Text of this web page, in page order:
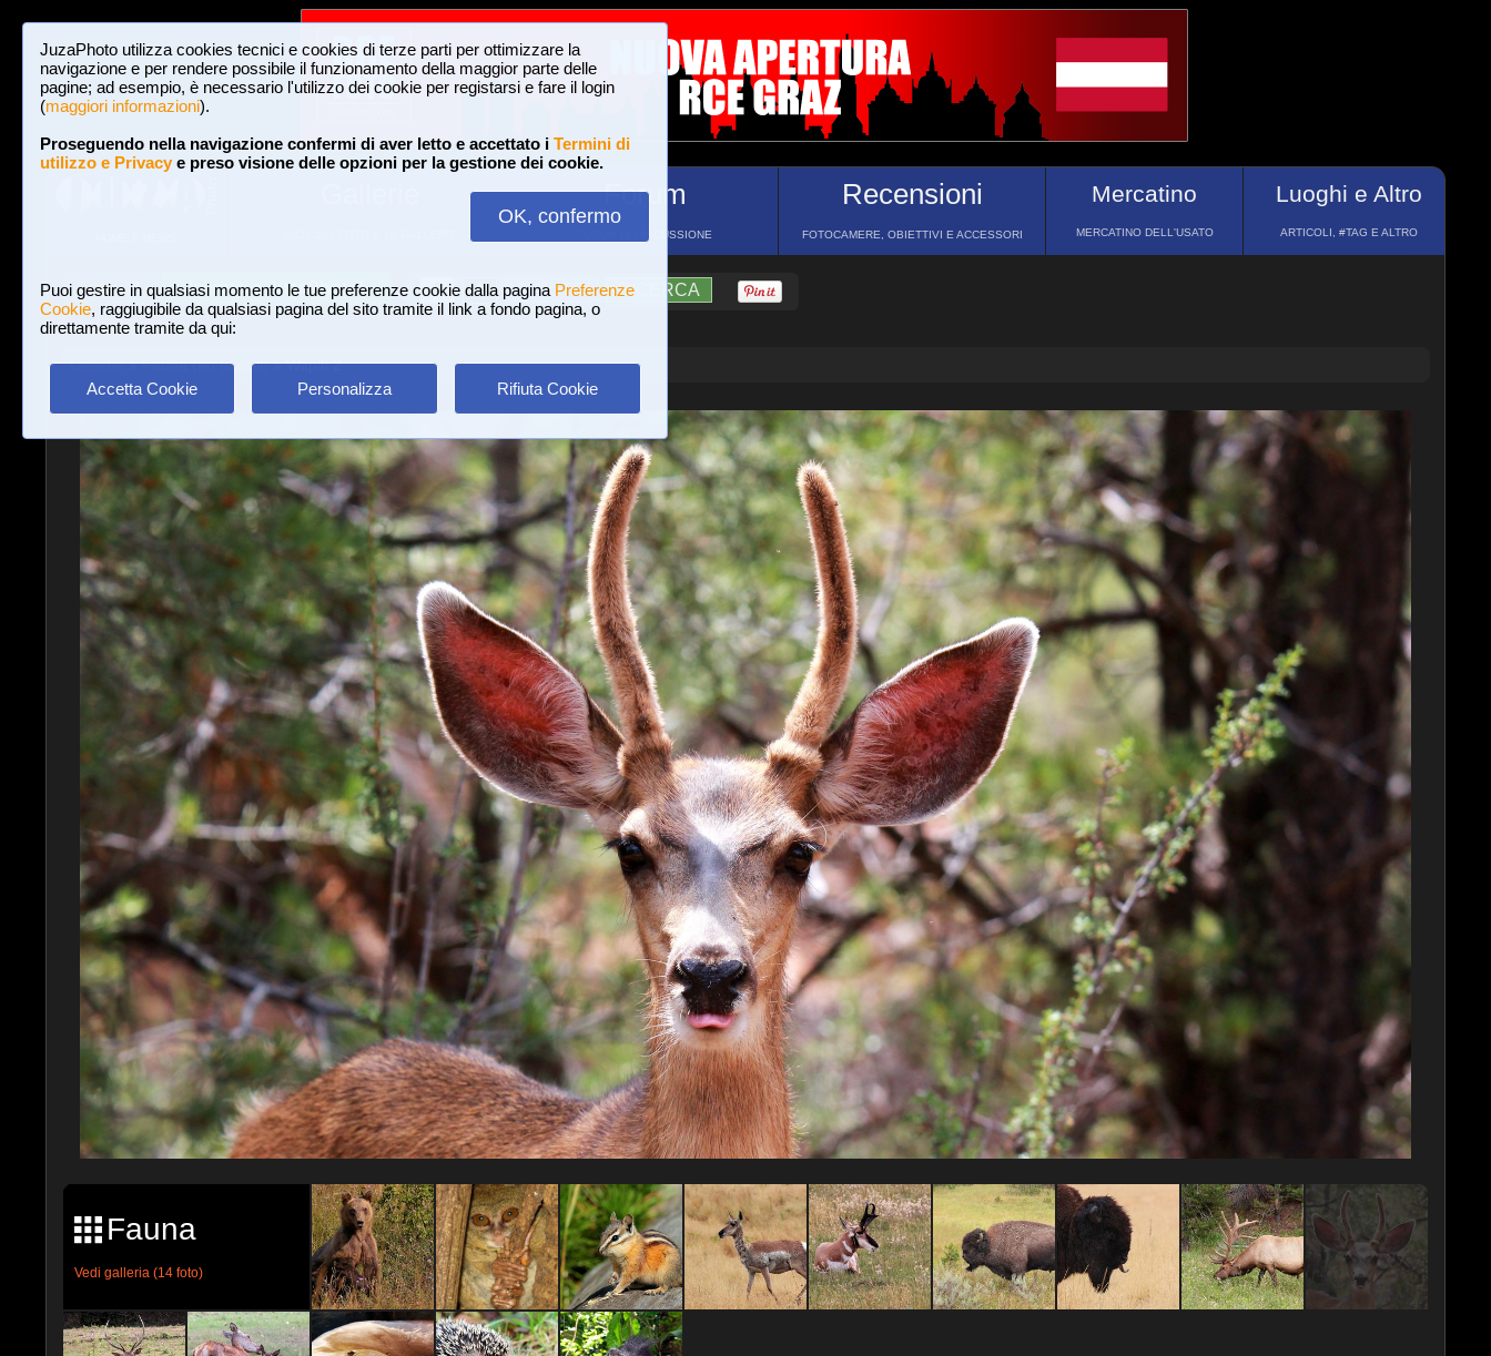
JuzaPhoto utilizza cookies tecnici e cookies di terze parti per ottimizzare la
navigazione e per rendere possibile il funzionamento della maggior parte delle
pagine; ad esempio, è necessario l'utilizzo dei cookie per registarsi e fare il login
(maggiori informazioni).
Proseguendo nella navigazione confermi di aver letto e accettato i Termini di
utilizzo e Privacye preso visione delle opzioni per la gestione dei cookie.
OK, confermo
Puoi gestire in qualsiasi momento le tue preferenze cookie dalla pagina Preferenze
Cookie, raggiugibile da qualsiasi pagina del sito tramite il link a fondo pagina, o
direttamente tramite da qui:
Accetta Cookie Personalizza Rifiuta Cookie
Forum
FORUM DI DISCUSSIONE
Recensioni
FOTOCAMERE, OBIETTIVI E ACCESSORI
Mercatino
MERCATINO DELL'USATO
Luoghi e Altro
ARTICOLI, #TAG E ALTRO
Login Iscriviti a JuzaPhoto! A A ?AIUTO RICERCA
Gallerie»Fauna (no uccelli)» Wapiti 2
Fauna
Vedi galleria (14 foto)